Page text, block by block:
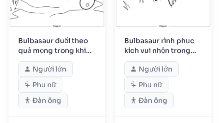
Bulbasaur đuổi theo
quả mọng trong khi
những người bạn rừng
xanh dõi theo
Người lớn
Phụ nữ
Đàn ông
Bulbasaur rình phục
kích vui nhộn trong
đám cỏ cao
Người lớn
Phụ nữ
Đàn ông